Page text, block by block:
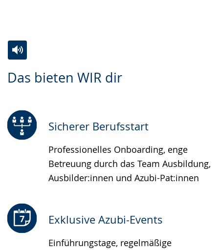
Das bieten WIR dir
Leichten
wechseln.
Audio-
Video
Deutscher
Gebärdensprache
wird
Sicherer Berufsstart
Professionelles Onboarding, enge
Betreuung durch das Team Ausbildung,
Ausbilder:innen und Azubi-Pat:innen
Exklusive Azubi-Events
Einführungstage, regelmäßige